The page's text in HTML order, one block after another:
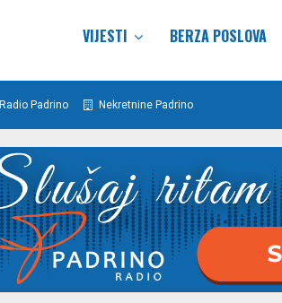
VIJESTI BERZA POSLOVA
Radio Padrino Nekretnine Padrino